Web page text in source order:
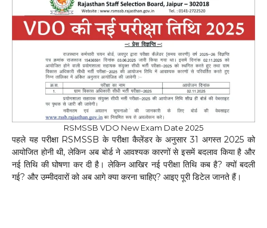
RSMSSB VDO New Exam Date 2025
पहले यह परीक्षा RSMSSB के परीक्षा कैलेंडर के अनुसार 31 अगस्त 2025 को
आयोजित होनी थी, लेकिन अब बोर्ड ने आवश्यक कारणों से इसमें बदलाव किया है और
नई तिथि की घोषणा कर दी है। लेकिन आखिर नई परीक्षा तिथि कब है? क्यों बदली
गई? और उम्मीदवारों को अब आगे क्या करना चाहिए? आइए पूरी डिटेल जानते हैं।